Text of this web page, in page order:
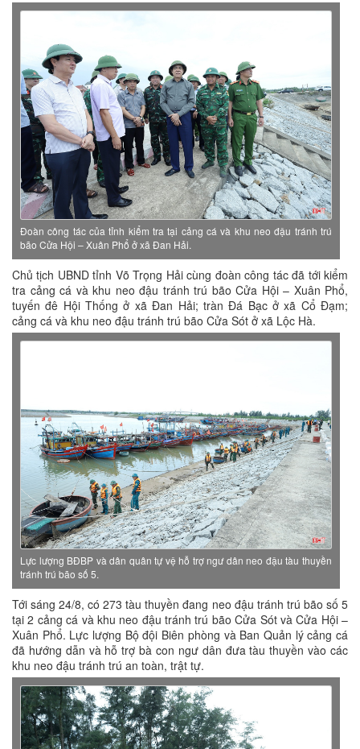
Đoàn công tác của tỉnh kiểm tra tại cảng cá và khu neo đậu tránh trú
bão Cửa Hội – Xuân Phổ ở xã Đan Hải.
Chủ tịch UBND tỉnh Võ Trọng Hải cùng đoàn công tác đã tới kiểm
tra cảng cá và khu neo đậu tránh trú bão Cửa Hội – Xuân Phổ,
tuyến đê Hội Thống ở xã Đan Hải; tràn Đá Bạc ở xã Cổ Đạm;
cảng cá và khu neo đậu tránh trú bão Cửa Sót ở xã Lộc Hà.
Lực lượng BĐBP và dân quân tự vệ hỗ trợ ngư dân neo đậu tàu thuyền
tránh trú bão số 5.
Tới sáng 24/8, có 273 tàu thuyền đang neo đậu tránh trú bão số 5
tại 2 cảng cá và khu neo đậu tránh trú bão Cửa Sót và Cửa Hội –
Xuân Phổ. Lực lượng Bộ đội Biên phòng và Ban Quản lý cảng cá
đã hướng dẫn và hỗ trợ bà con ngư dân đưa tàu thuyền vào các
khu neo đậu tránh trú an toàn, trật tự.